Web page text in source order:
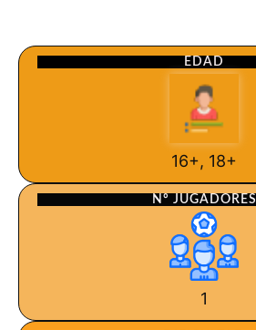
EDAD
16+, 18+
Nº JUGADORES
1